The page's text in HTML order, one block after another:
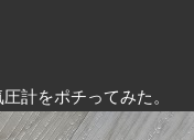
計をポチってみた。